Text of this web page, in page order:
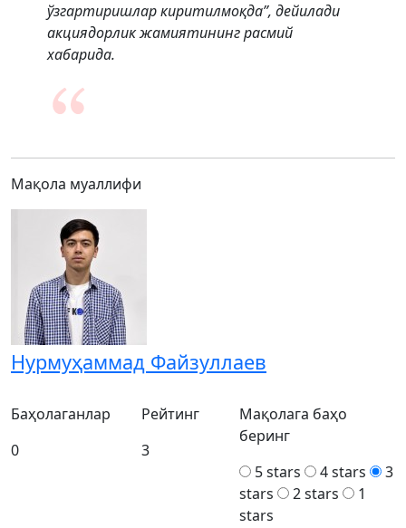
ўзгартиришлар киритилмоқда”, дейилади
акциядорлик жамиятининг расмий
хабарида.
Мақола муаллифи
Нурмуҳаммад Файзуллаев
Баҳолаганлар
0
Рейтинг
3
Мақолага баҳо
беринг
5 stars
4 stars
3
stars
2 stars
1
stars